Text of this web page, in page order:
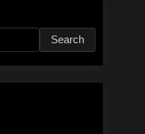
Search